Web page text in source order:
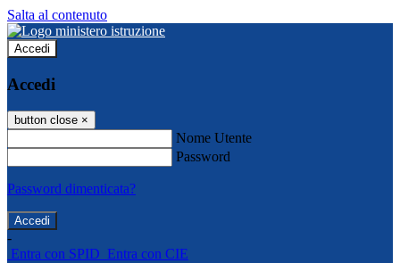
Salta al contenuto
Accedi
Accedi
button close ×
Nome Utente
Password
Password dimenticata?
-
Entra con SPID Entra con CIE